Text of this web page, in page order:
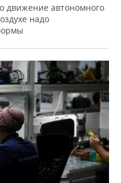
движение автономного
надо